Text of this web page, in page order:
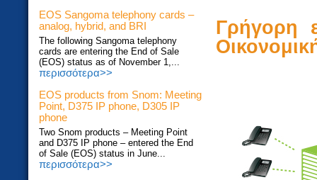
EOS Sangoma telephony cards –
analog, hybrid, and BRI
The following Sangoma telephony
cards are entering the End of Sale
(EOS) status as of November 1,...
περισσότερα>>
EOS products from Snom: Meeting
Point, D375 IP phone, D305 IP
phone
Two Snom products – Meeting Point
and D375 IP phone – entered the End
of Sale (EOS) status in June...
περισσότερα>>
Γρήγορη